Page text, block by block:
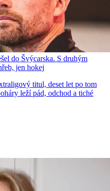
do Švýcarska. S druhým
jen hokej
titul, deset let po tom
leží pád, odchod a tiché